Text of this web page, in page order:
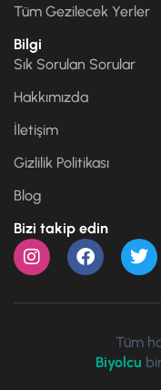
Tüm Gezilecek Yerler
Bilgi
Sık Sorulan Sorular
Hakkımızda
İletişim
Gizlilik Politikası
Blog
Bizi takip edin
Tüm
Biyolcu